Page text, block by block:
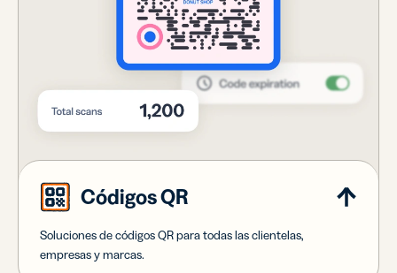
Códigos QR
Soluciones de códigos QR para todas las clientelas,
empresas y marcas.